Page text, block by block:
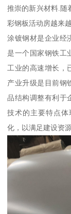
推崇的新兴材料.随
彩钢板活动房越来
涂镀钢材是企业经
是一个国家钢铁工
工业的高速增长，
产业升级是目前钢
品结构调整有利于
技术的主要特点
化，以满足建设资